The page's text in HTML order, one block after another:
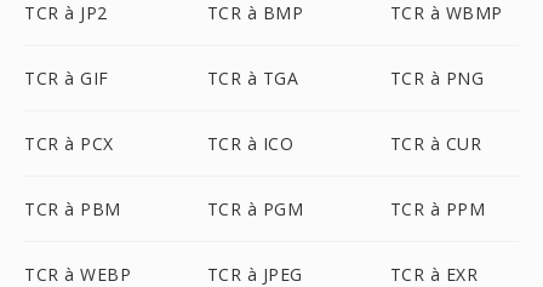
TCR à JP2 TCR à BMP TCR à WBMP
TCR à GIF TCR à TGA TCR à PNG
TCR à PCX TCR à ICO TCR à CUR
TCR à PBM TCR à PGM TCR à PPM
TCR à WEBP TCR à JPEG TCR à EXR